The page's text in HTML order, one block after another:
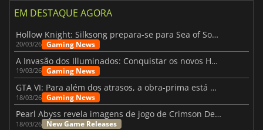
EM DESTAQUE AGORA
Hollow Knight: Silksong prepara-se para Sea of Sorrow com um patch
20/03/26 Gaming News
A Invasão dos Illuminados: Conquistar os novos Helldivers 2 Atualização!
19/03/26 Gaming News
GTA VI: Para além dos atrasos, a obra-prima está quase a chegar
18/03/26 Gaming News
Pearl Abyss revela imagens de jogo de Crimson Desert para a PS5
18/03/26 New Game Releases